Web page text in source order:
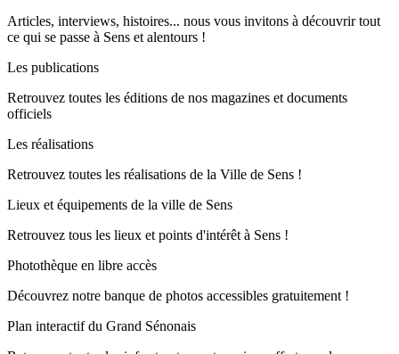
Articles, interviews, histoires... nous vous invitons à découvrir tout
ce qui se passe à Sens et alentours !
Les publications
Retrouvez toutes les éditions de nos magazines et documents
officiels
Les réalisations
Retrouvez toutes les réalisations de la Ville de Sens !
Lieux et équipements de la ville de Sens
Retrouvez tous les lieux et points d'intérêt à Sens !
Photothèque en libre accès
Découvrez notre banque de photos accessibles gratuitement !
Plan interactif du Grand Sénonais